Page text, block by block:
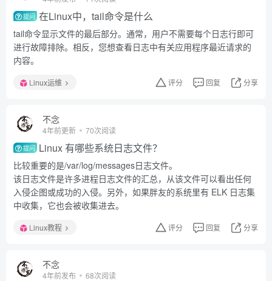
提问 在Linux中，tail命令是什么
tail命令显示文件的最后部分。通常，用户不需要每个日志行即可
进行故障排除。相反，您想查看日志中有关应用程序最近请求的
内容。
Linux运维 评分 回复 分享
不念
4年前更新 70次阅读
提问 Linux 有哪些系统日志文件？
比较重要的是/var/log/messages日志文件。
该日志文件是许多进程日志文件的汇总，从该文件可以看出任何
入侵企图或成功的入侵。另外，如果胖友的系统里有 ELK 日志集
中收集，它也会被收集进去。
Linux教程 评分 回复 分享
不念
4年前发布 68次阅读